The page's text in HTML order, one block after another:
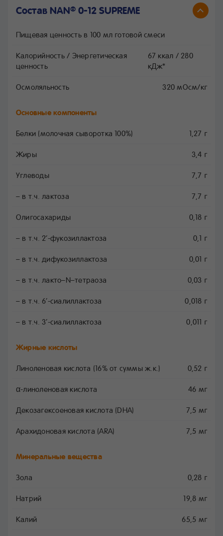
Состав NAN® 0-12 SUPREME
Пищевая ценность в 100 мл готовой смеси
Калорийность / Энергетическая
ценность
67 ккал / 280
кДж*
Осмоляльность 320 мОсм/кг
Основные компоненты
Белки (молочная сыворотка 100%) 1,27 г
Жиры 3,4 г
Углеводы 7,7 г
– в т.ч. лактоза 7,7 г
Олигосахариды 0,18 г
– в т.ч. 2’-фукозиллактоза 0,1 г
– в т.ч. дифукозиллактоза 0,01 г
– в т.ч. лакто–N–тетраоза 0,03 г
– в т.ч. 6’-сиалиллактоза 0,018 г
– в т.ч. 3’-сиалиллактоза 0,011 г
Жирные кислоты
Линоленовая кислота (16% от суммы ж.к.) 0,52 г
α-линоленовая кислота 46 мг
Декозагексоеновая кислота (DHA) 7,5 мг
Арахидоновая кислота (ARA) 7,5 мг
Минеральные вещества
Зола 0,28 г
Натрий 19,8 мг
Калий 65,5 мг